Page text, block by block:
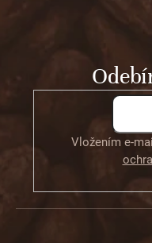
Vložením e-